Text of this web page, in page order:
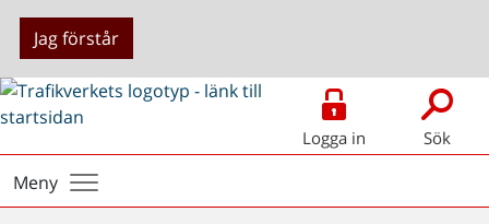
Jag förstår
Logga in Sök
Meny